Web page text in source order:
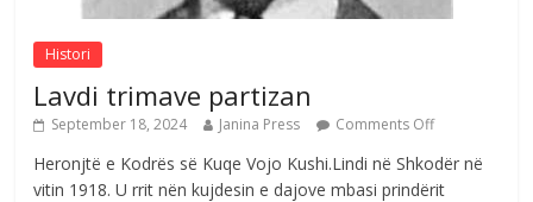
Histori
Lavdi trimave partizan
September 18, 2024 Janina Press Comments Off
Heronjtë e Kodrës së Kuqe Vojo Kushi.Lindi në Shkodër në
vitin 1918. U rrit nën kujdesin e dajove mbasi prindërit